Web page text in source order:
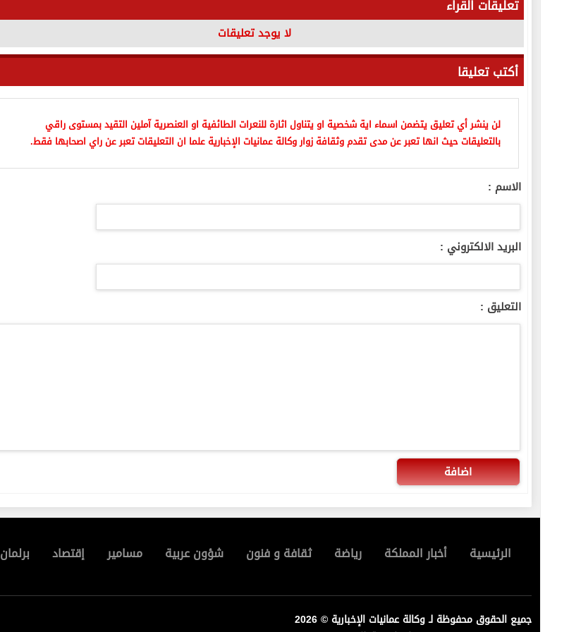
تعليقات القراء
لا يوجد تعليقات
أكتب تعليقا
لن ينشر أي تعليق يتضمن اسماء اية شخصية او يتناول اثارة للنعرات الطائفية او العنصرية آملين التقيد بمستوى راقي
بالتعليقات حيث انها تعبر عن مدى تقدم وثقافة زوار وكالة عمانيات الإخبارية علما ان التعليقات تعبر عن راي اصحابها فقط.
الاسم :
البريد الالكتروني :
التعليق :
اضافة
الرئيسية أخبار المملكة رياضة ثقافة و فنون شؤون عربية مسامير إقتصاد برلمان
جميع الحقوق محفوظة لـ وكالة عمانيات الإخبارية © 2026